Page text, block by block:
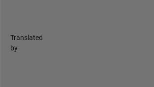
Translated
by